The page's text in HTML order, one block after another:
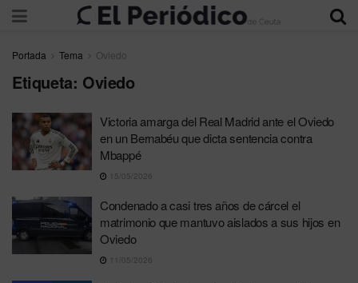
Portada Tema Oviedo
Etiqueta: Oviedo
Victoria amarga del Real Madrid ante el Oviedo
en un Bernabéu que dicta sentencia contra
Mbappé
15/05/2026
Condenado a casi tres años de cárcel el
matrimonio que mantuvo aislados a sus hijos en
Oviedo
11/05/2026